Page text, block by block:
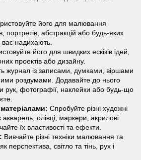
його для малювання
портретів, абстракцій або будь-яких
вас надихають.
його для швидких ескізів ідей,
проектів або дизайну.
журнал із записами, думками, віршами
роздумами. Додавайте до нього
рук, фотографії, наклейки або будь-що
Спробуйте різні художні
акварель, олівці, маркери, акрилові
їх властивості та ефекти.
Вивчайте різні техніки малювання та
перспектива, світло та тінь, рух і